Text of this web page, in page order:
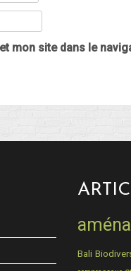
mon site dans le
Bali